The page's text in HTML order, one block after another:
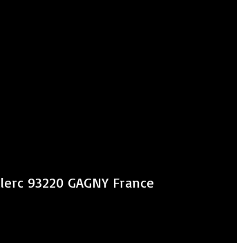
93220 GAGNY France